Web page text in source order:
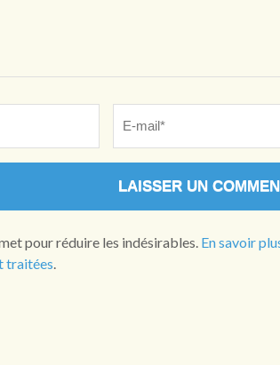
pour réduire les indésirables. En savoir
traitées